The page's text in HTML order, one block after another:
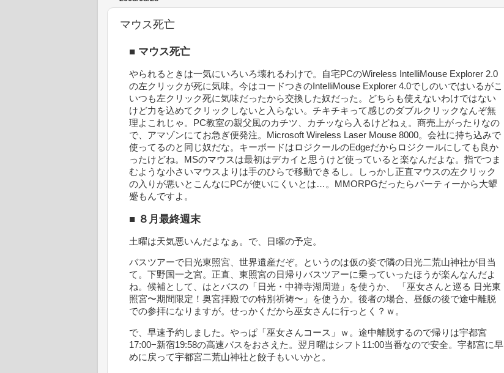
マウス死亡
■ マウス死亡
やられるときは一気にいろいろ壊れるわけで。自宅PCのWireless IntelliMouse Explorer 2.0
の左クリックが死に気味。今はコードつきのIntelliMouse Explorer 4.0でしのいではいるがこ
いつも左クリック死に気味だったから交換した奴だった。どちらも使えないわけではない
けど力を込めてクリックしないと入らない。チキチキって感じのダブルクリックなんぞ無
理よこれじゃ。PC教室の親父風のカチツ、カチッなら入るけどねぇ。商売上がったりなの
で、アマゾンにてお急ぎ便発注。Microsoft Wireless Laser Mouse 8000。会社に持ち込みで
使ってるのと同じ奴だな。キーボードはロジクールのEdgeだからロジクールにしても良か
ったけどね。MSのマウスは最初はデカイと思うけど使っていると楽なんだよな。指でつま
むような小さいマウスよりは手のひらで移動できるし。しっかし正直マウスの左クリック
の入りが悪いとこんなにPCが使いにくいとは…。MMORPGだったらパーティーから大顰
蹙もんですよ。
■ ８月最終週末
土曜は天気悪いんだよなぁ。で、日曜の予定。
バスツアーで日光東照宮、世界遺産だぞ。というのは仮の姿で隣の日光二荒山神社が目当
て。下野国一之宮。正直、東照宮の日帰りバスツアーに乗っていったほうが楽んなんだよ
ね。候補として、はとバスの「日光・中禅寺湖周遊」を使うか、 「巫女さんと巡る 日光東
照宮〜期間限定！奥宮拝殿での特別祈祷〜」を使うか。後者の場合、昼飯の後で途中離脱
での参拝になりますが。せっかくだから巫女さんに行っとく？ｗ。
で、早速予約しました。やっぱ「巫女さんコース」ｗ。途中離脱するので帰りは宇都宮
17:00−新宿19:58の高速バスをおさえた。翌月曜はシフト11:00当番なので安全。宇都宮に早
めに戻って宇都宮二荒山神社と餃子もいいかと。